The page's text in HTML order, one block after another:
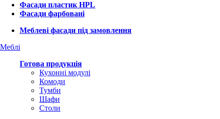
Фасади пластик HPL
Фасади фарбовані
Меблеві фасади під замовлення
Меблі
Готова продукція
Кухонні модулі
Комоди
Тумби
Шафи
Столи